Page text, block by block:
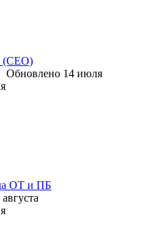
(CEO)
Обновлено 14 июля
ОТ и ПБ
августа